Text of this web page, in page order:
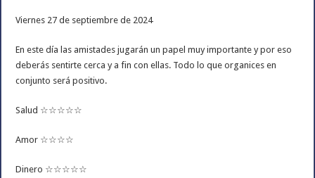
Viernes 27 de septiembre de 2024
En este día las amistades jugarán un papel muy importante y por eso
deberás sentirte cerca y a fin con ellas. Todo lo que organices en
conjunto será positivo.
Salud ☆☆☆☆☆
Amor ☆☆☆☆
Dinero ☆☆☆☆☆